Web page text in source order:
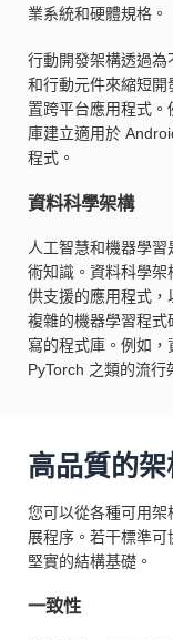
業系統和硬體規格。
行動開發架構透過
和行動元件來縮短
置跨平台應用程式
庫建立適用於
程式。
資料科學架構
人工智慧和機器學
術知識。資料科學
供支援的應用程式
複雜的機器學習程
寫的程式庫。例如
PyTorch 之類的流行
高品質的
您可以從各種可用
展程序。若干標準
堅實的結構基礎。
一致性